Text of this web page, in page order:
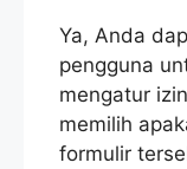
Ya, Anda
pengguna
mengatur
memilih
formulir